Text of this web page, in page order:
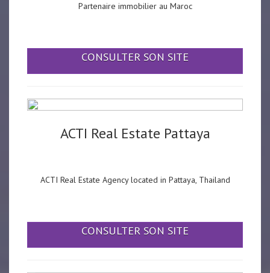
Partenaire immobilier au Maroc
CONSULTER SON SITE
ACTI Real Estate Pattaya
ACTI Real Estate Agency located in Pattaya, Thailand
CONSULTER SON SITE